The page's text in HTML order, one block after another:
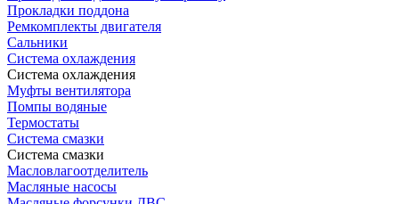
Прокладки поддона
Ремкомплекты двигателя
Сальники
Система охлаждения
Система охлаждения
Муфты вентилятора
Помпы водяные
Термостаты
Система смазки
Система смазки
Масловлагоотделитель
Масляные насосы